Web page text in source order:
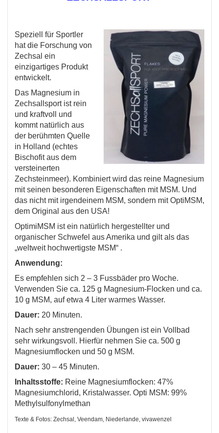
Speziell für Sportler
hat die Forschung von
Zechsal ein
einzigartiges Produkt
entwickelt.
Das Magnesium in
Zechsallsport ist rein
und kraftvoll und
kommt natürlich aus
der berühmten Quelle
in Holland (echtes
Bischofit aus dem
versteinerten
Zechsteinmeer). Kombiniert wird das reine Magnesium
mit seinen besonderen Eigenschaften mit MSM. Und
das nicht mit irgendeinem MSM, sondern mit OptiMSM,
dem Original aus den USA!
OptimiMSM ist ein natürlich hergestellter und
organischer Schwefel aus Amerika und gilt als das
„weltweit hochwertigste MSM“ .
Anwendung:
Es empfehlen sich 2 – 3 Fussbäder pro Woche.
Verwenden Sie ca. 125 g Magnesium-Flocken und ca.
10 g MSM, auf etwa 4 Liter warmes Wasser.
Dauer: 20 Minuten.
Nach sehr anstrengenden Übungen ist ein Vollbad
sehr wirkungsvoll. Hierfür nehmen Sie ca. 500 g
Magnesiumflocken und 50 g MSM.
Dauer: 30 – 45 Minuten.
Inhaltsstoffe: Reine Magnesiumflocken: 47%
Magnesiumchlorid, Kristalwasser. Opti MSM: 99%
Methylsulfonylmethan
Texte & Fotos: Zechsal, Veendam, Niederlande, vivawenzel